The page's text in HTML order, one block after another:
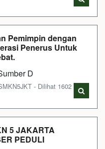
Pemimpin dengan
Penerus Untuk
D
- Dilihat 1602
5 JAKARTA
PEDULI